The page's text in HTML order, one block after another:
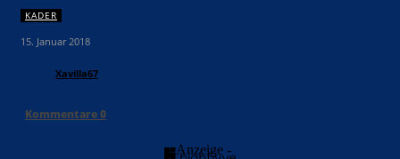
KADER
15. Januar 2018
Xavilla67
Kommentare0
- Anzeige -